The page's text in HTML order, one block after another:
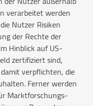
verarbeitet werden
Nutzer Risiken
der Rechte der
Hinblick auf US-
zertifiziert sind,
verpflichten, die
Ferner werden
Marktforschungs-